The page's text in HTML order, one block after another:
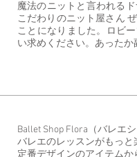
魔法のニットと言われる
こだわりのニット屋さん
ことになりました。ロビ
い求めください。あった
Ballet Shop Flora（バレエ
バレエのレッスンがもっと